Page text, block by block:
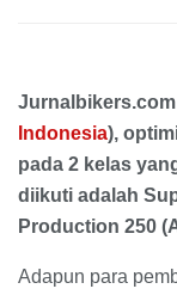
Jurnalbikers.com
Indonesia),
pada 2 kelas
diikuti adalah
Production 250
Adapun para